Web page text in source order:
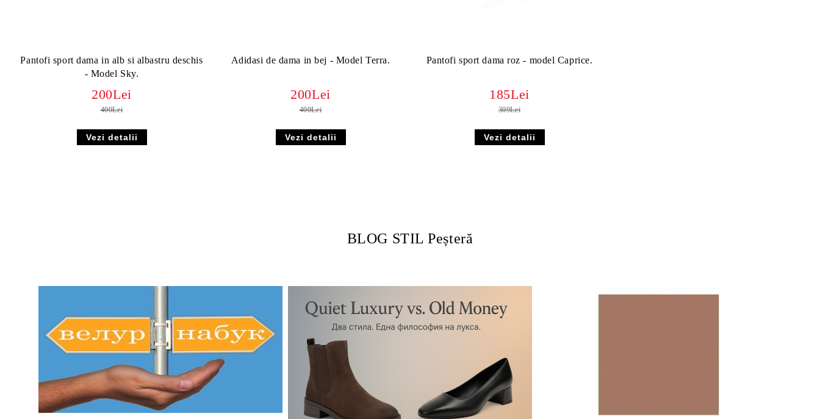
Pantofi sport dama in alb si albastru deschis
- Model Sky.
200Lei
400Lei
Vezi detalii
Adidasi de dama in bej - Model Terra.
200Lei
400Lei
Vezi detalii
Pantofi sport dama roz - model Caprice.
185Lei
309Lei
Vezi detalii
BLOG STIL Peșteră